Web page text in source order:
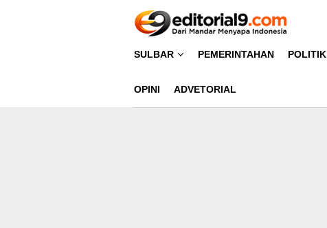
SULBAR PEMERINTAHAN POLITIK
OPINI ADVETORIAL